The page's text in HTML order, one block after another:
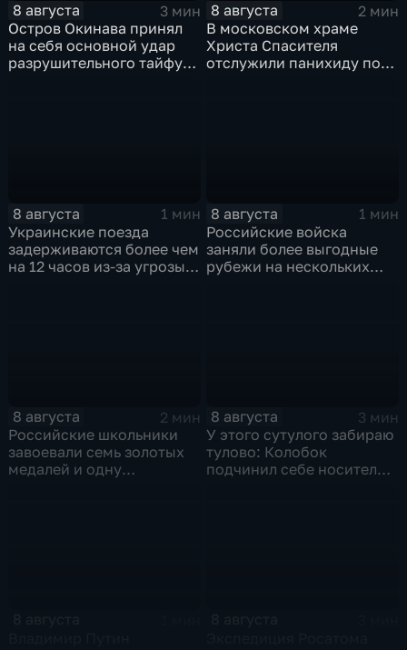
8 августа
3 мин
Остров Окинава принял
на себя основной удар
разрушительного тайфуна
8 августа
2 мин
В московском храме
Христа Спасителя
отслужили панихиду по
8 августа
1 мин
Украинские поезда
задерживаются более чем
на 12 часов из-за угрозы
8 августа
1 мин
Российские войска
заняли более выгодные
рубежи на нескольких
8 августа
2 мин
Российские школьники
завоевали семь золотых
медалей и одну
8 августа
3 мин
У этого сутулого забираю
тулово: Колобок
подчинил себе носителя в